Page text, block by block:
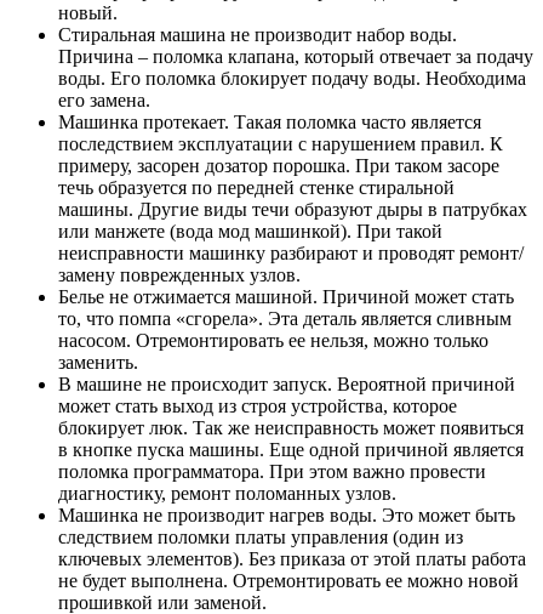
новый.
Стиральная машина не производит набор воды.
Причина – поломка клапана, который отвечает за подачу
воды. Его поломка блокирует подачу воды. Необходима
его замена.
Машинка протекает. Такая поломка часто является
последствием эксплуатации с нарушением правил. К
примеру, засорен дозатор порошка. При таком засоре
течь образуется по передней стенке стиральной
машины. Другие виды течи образуют дыры в патрубках
или манжете (вода мод машинкой). При такой
неисправности машинку разбирают и проводят ремонт/
замену поврежденных узлов.
Белье не отжимается машиной. Причиной может стать
то, что помпа «сгорела». Эта деталь является сливным
насосом. Отремонтировать ее нельзя, можно только
заменить.
В машине не происходит запуск. Вероятной причиной
может стать выход из строя устройства, которое
блокирует люк. Так же неисправность может появиться
в кнопке пуска машины. Еще одной причиной является
поломка программатора. При этом важно провести
диагностику, ремонт поломанных узлов.
Машинка не производит нагрев воды. Это может быть
следствием поломки платы управления (один из
ключевых элементов). Без приказа от этой платы работа
не будет выполнена. Отремонтировать ее можно новой
прошивкой или заменой.